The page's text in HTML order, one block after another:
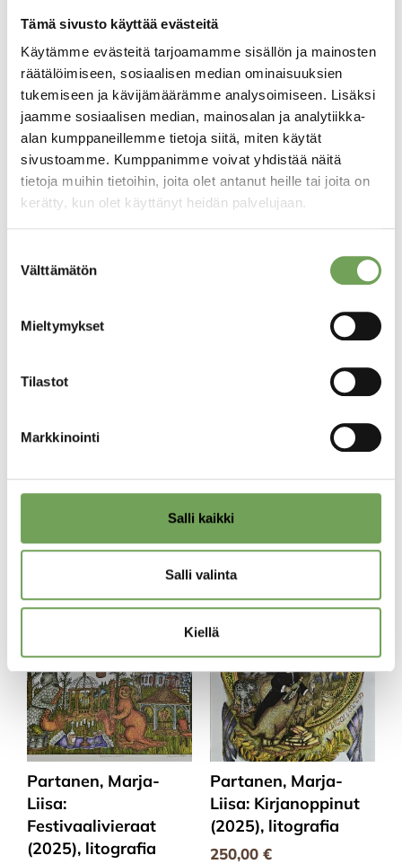
Tämä sivusto käyttää evästeitä
Käytämme evästeitä tarjoamamme sisällön ja mainosten
räätälöimiseen, sosiaalisen median ominaisuuksien
tukemiseen ja kävijämäärämme analysoimiseen. Lisäksi
jaamme sosiaalisen median, mainosalan ja analytiikka-
alan kumppaneillemme tietoja siitä, miten käytät
sivustoamme. Kumppanimme voivat yhdistää näitä
tietoja muihin tietoihin, joita olet antanut heille tai joita on
kerätty, kun olet käyttänyt heidän palvelujaan.
valinta
Välttämätön
Mieltymykset
Tilastot
Markkinointi
Salli kaikki
Salli valinta
Kiellä
Laine, Lauri:
Draperia II (2026)
250,00€
Lisää
ostoskoriin
Laine, Lauri:
Draperia I (2026)
250,00€
Lisää
ostoskoriin
II (2023)
ostoskoriin
Laine, Lauri: Madrid I
Lisää
ostoskoriin
Partanen, Marja-
Liisa:
Festivaalivieraat
(2025), litografia
Partanen, Marja-
Liisa: Kirjanoppinut
(2025), litografia
250,00 €